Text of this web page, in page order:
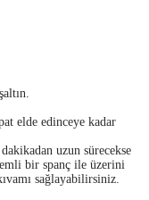
elde edinceye kadar
uzun sürecekse
bir spanç ile üzerini
sağlayabilirsiniz.